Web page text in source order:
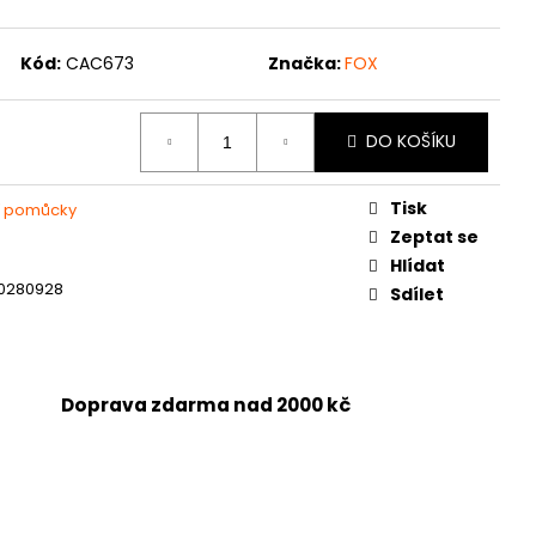
Kód: CAC673 Značka:FOX
DO KOŠÍKU
Tisk
Zeptat se
Hlídat
Sdílet
Doprava zdarma nad 2000 kč